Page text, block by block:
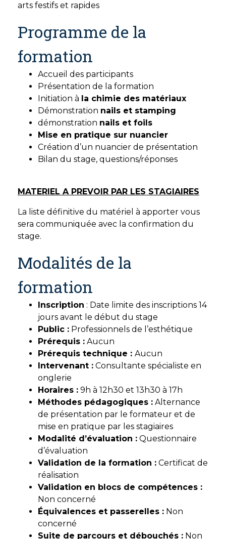
arts festifs et rapides
Programme de la
formation
Accueil des participants
Présentation de la formation
Initiation à la chimie des matériaux
Démonstration nails et stamping
démonstration nails et foils
Mise en pratique sur nuancier
Création d’un nuancier de présentation
Bilan du stage, questions/réponses
MATERIEL A PREVOIR PAR LES STAGIAIRES
La liste définitive du matériel à apporter vous
sera communiquée avec la confirmation du
stage.
Modalités de la
formation
Inscription : Date limite des inscriptions 14
jours avant le début du stage
Public : Professionnels de l’esthétique
Prérequis : Aucun
Prérequis technique : Aucun
Intervenant : Consultante spécialiste en
onglerie
Horaires : 9h à 12h30 et 13h30 à 17h
Méthodes pédagogiques : Alternance
de présentation par le formateur et de
mise en pratique par les stagiaires
Modalité d’évaluation : Questionnaire
d’évaluation
Validation de la formation : Certificat de
réalisation
Validation en blocs de compétences :
Non concerné
Équivalences et passerelles : Non
concerné
Suite de parcours et débouchés : Non